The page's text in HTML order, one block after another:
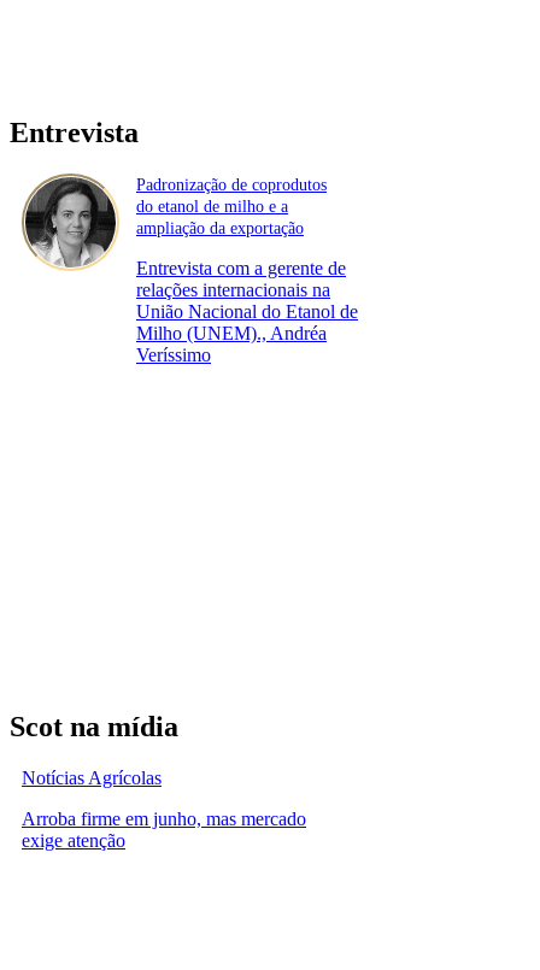
Entrevista
Padronização de coprodutos
do etanol de milho e a
ampliação da exportação
Entrevista com a gerente de
relações internacionais na
União Nacional do Etanol de
Milho (UNEM)., Andréa
Veríssimo
Scot na mídia
Notícias Agrícolas
Arroba firme em junho, mas mercado
exige atenção